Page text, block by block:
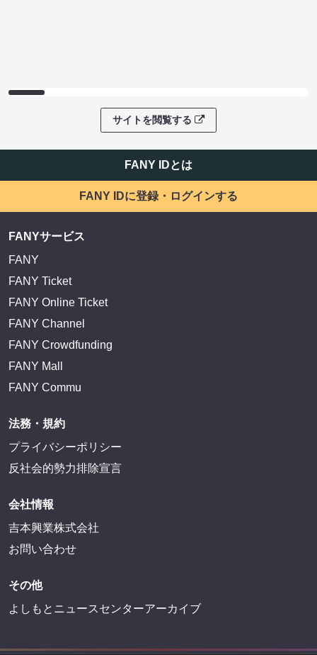
サイトを閲覧する
FANY IDとは
FANY IDに登録・ログインする
FANYサービス
FANY
FANY Ticket
FANY Online Ticket
FANY Channel
FANY Crowdfunding
FANY Mall
FANY Commu
法務・規約
プライバシーポリシー
反社会的勢力排除宣言
会社情報
吉本興業株式会社
お問い合わせ
その他
よしもとニュースセンターアーカイブ